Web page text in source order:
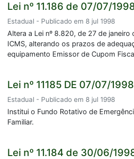
Lei nº 11.186 de 07/07/
Estadual - Publicado em 8 jul 1998
Altera a Lei nº 8.820, de 27 de janeiro
ICMS, alterando os prazos de
equipamento Emissor de Cupom
Lei nº 11185 DE 07/07/
Estadual - Publicado em 8 jul 1998
Institui o Fundo Rotativo de
Familiar.
Lei nº 11.184 de 30/06/